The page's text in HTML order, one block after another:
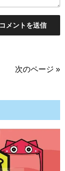
次のページ »